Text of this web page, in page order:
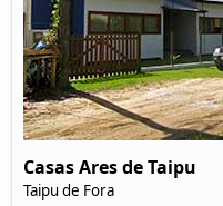
Casas Ares de Taipu
Taipu de Fora